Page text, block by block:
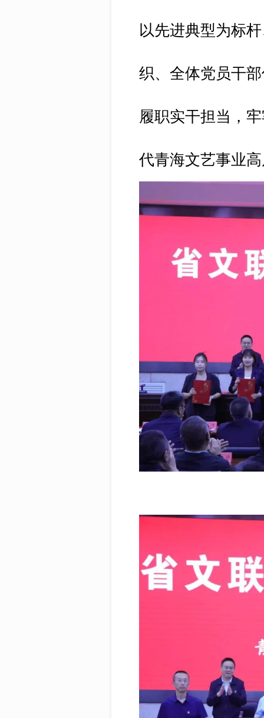
以先进典型为标
织、全体党员干
履职实干担当，
代青海文艺事业